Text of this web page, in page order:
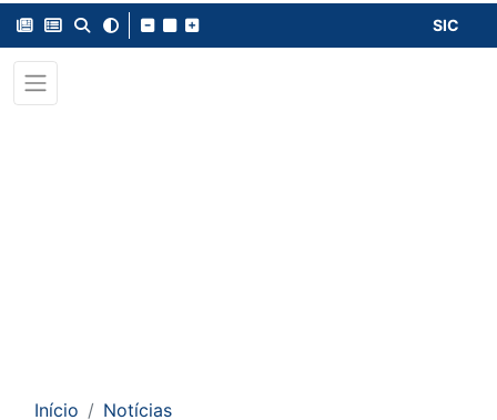
SIC
Início
Notícias